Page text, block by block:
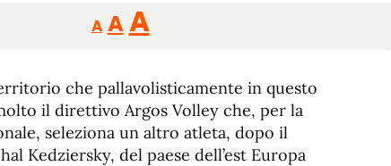
A
Reducir
tamaño
A Restablecer
tamaño
de
fuente
AAumentar
de
fuente.
che pallavolisticamente in questo
il direttivo Argos Volley che, per la
seleziona un altro atleta, dopo il
Kedziersky, del paese dell’est Europa